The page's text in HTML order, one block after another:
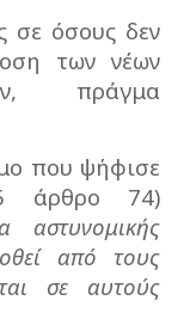
σε όσους δεν
των νέων
πράγμα
που ψήφισε
άρθρο 74)
αστυνομικής
από τους
σε αυτούς